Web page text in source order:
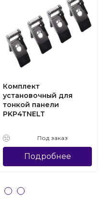
Комплект
установочный для
тонкой панели
PKP4TNELT
Под заказ
Подробнее